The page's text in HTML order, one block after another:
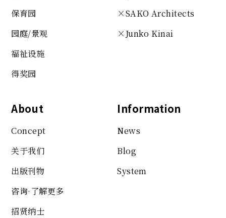
保育园
园庭/景观
福祉设施
得奖园
×SAKO Architects
×Junko Kinai
About
Concept
关于我们
出版刊物
咨询·了解更多
招贤纳士
Information
News
Blog
System